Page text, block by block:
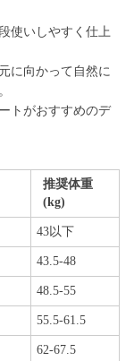
使いしやすく仕上
に向かって自然に
トがおすすめのデ
推奨体重
(kg)
43以下
43.5-48
48.5-55
55.5-61.5
62-67.5